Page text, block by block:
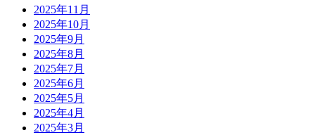
2025年11月
2025年10月
2025年9月
2025年8月
2025年7月
2025年6月
2025年5月
2025年4月
2025年3月